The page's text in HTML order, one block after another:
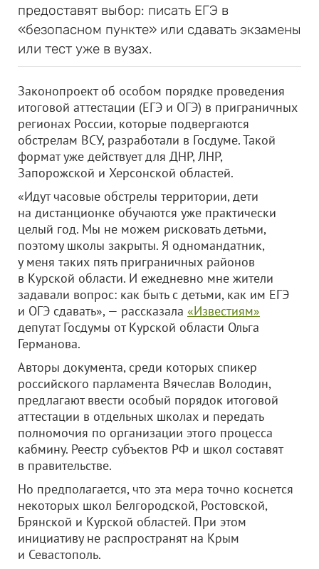
предоставят выбор: писать ЕГЭ в
«безопасном пункте» или сдавать экзамены
или тест уже в вузах.
Законопроект об особом порядке проведения
итоговой аттестации (ЕГЭ и ОГЭ) в приграничных
регионах России, которые подвергаются
обстрелам ВСУ, разработали в Госдуме. Такой
формат уже действует для ДНР, ЛНР,
Запорожской и Херсонской областей.
«Идут часовые обстрелы территории, дети
на дистанционке обучаются уже практически
целый год. Мы не можем рисковать детьми,
поэтому школы закрыты. Я одномандатник,
у меня таких пять приграничных районов
в Курской области. И ежедневно мне жители
задавали вопрос: как быть с детьми, как им ЕГЭ
и ОГЭ сдавать», — рассказала «Известиям»
депутат Госдумы от Курской области Ольга
Германова.
Авторы документа, среди которых спикер
российского парламента Вячеслав Володин,
предлагают ввести особый порядок итоговой
аттестации в отдельных школах и передать
полномочия по организации этого процесса
кабмину. Реестр субъектов РФ и школ составят
в правительстве.
Но предполагается, что эта мера точно коснется
некоторых школ Белгородской, Ростовской,
Брянской и Курской областей. При этом
инициативу не распространят на Крым
и Севастополь.